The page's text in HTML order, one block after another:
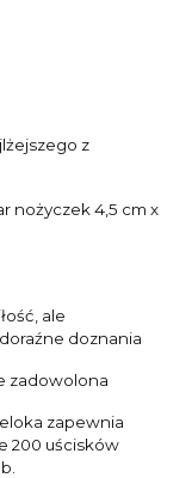
z
nożyczek 4,5 cm x
ale
doznania
zadowolona
zapewnia
200 uścisków